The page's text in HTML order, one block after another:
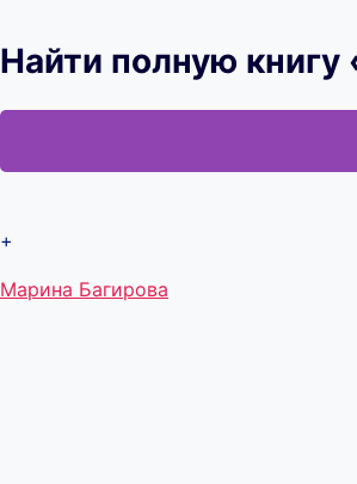
Найти полную
+
Метки
Марина Багирова